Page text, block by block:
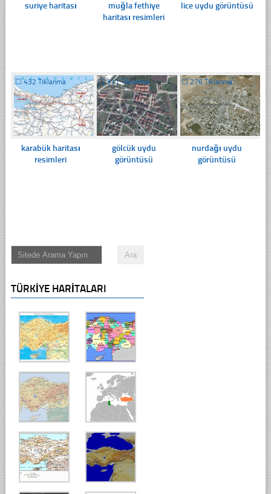
suriye haritası
muğla fethiye
haritası resimleri
lice uydu görüntüsü
☐432 Tıklanma
karabük haritası
resimleri
☐311 Tıklanma
gölcük uydu
görüntüsü
☐276 Tıklanma
nurdağı uydu
görüntüsü
TÜRKIYE HARITALARI